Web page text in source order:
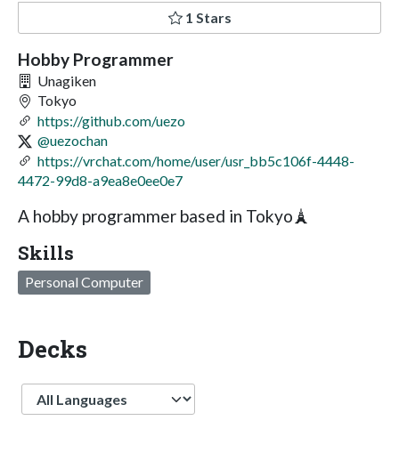
1 Stars
Hobby Programmer
Unagiken
Tokyo
https://github.com/uezo
@uezochan
https://vrchat.com/home/user/usr_bb5c106f-4448-
4472-99d8-a9ea8e0ee0e7
A hobby programmer based in Tokyo🗼
Skills
Personal Computer
Decks
Language